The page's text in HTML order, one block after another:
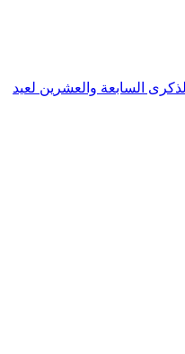
السابعة والعشرين لعيد